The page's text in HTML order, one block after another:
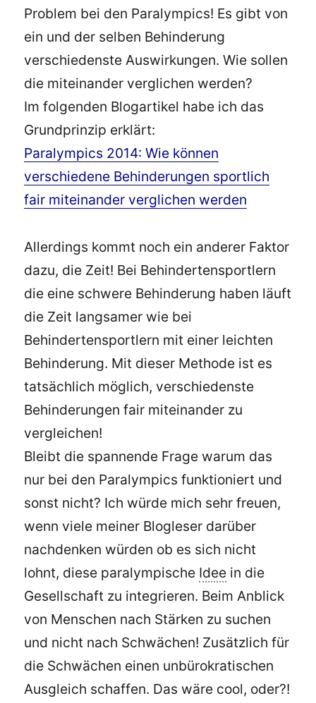
Problem bei den Paralympics! Es gibt von
ein und der selben Behinderung
verschiedenste Auswirkungen. Wie sollen
die miteinander verglichen werden?
Im folgenden Blogartikel habe ich das
Grundprinzip erklärt:
Paralympics 2014: Wie können
verschiedene Behinderungen sportlich
fair miteinander verglichen werden
Allerdings kommt noch ein anderer Faktor
dazu, die Zeit! Bei Behindertensportlern
die eine schwere Behinderung haben läuft
die Zeit langsamer wie bei
Behindertensportlern mit einer leichten
Behinderung. Mit dieser Methode ist es
tatsächlich möglich, verschiedenste
Behinderungen fair miteinander zu
vergleichen!
Bleibt die spannende Frage warum das
nur bei den Paralympics funktioniert und
sonst nicht? Ich würde mich sehr freuen,
wenn viele meiner Blogleser darüber
nachdenken würden ob es sich nicht
lohnt, diese paralympische Idee in die
Gesellschaft zu integrieren. Beim Anblick
von Menschen nach Stärken zu suchen
und nicht nach Schwächen! Zusätzlich für
die Schwächen einen unbürokratischen
Ausgleich schaffen. Das wäre cool, oder?!